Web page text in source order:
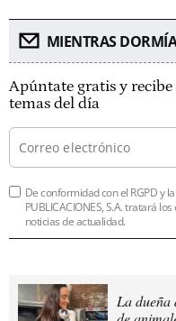
MIENTRAS
Apúntate gratis y
temas del día
De conformidad con el RGPD y la
PUBLICACIONES, S.A. tratará
noticias de actualidad.
La